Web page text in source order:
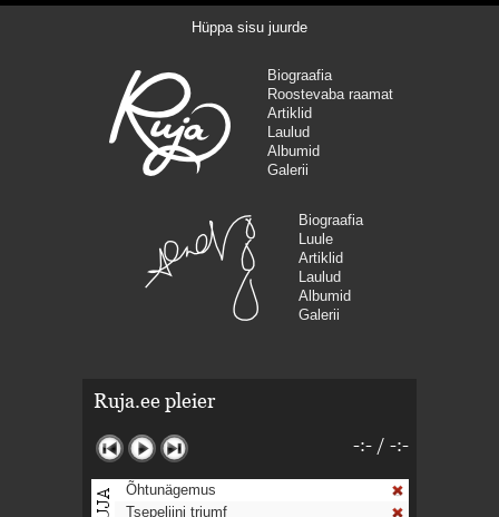
Hüppa sisu juurde
Biograafia
Roostevaba raamat
Artiklid
Laulud
Albumid
Galerii
Biograafia
Luule
Artiklid
Laulud
Albumid
Galerii
Ruja.ee pleier
-:- / -:-
Õhtunägemus
Tsepeliini triumf